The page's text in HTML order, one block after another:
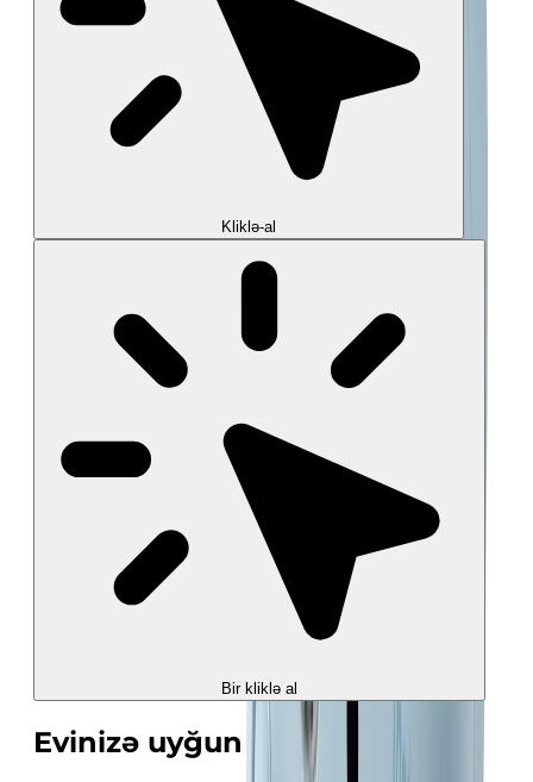
Kliklə-al
Bir kliklə al
Evinizə uyğun sərinlik